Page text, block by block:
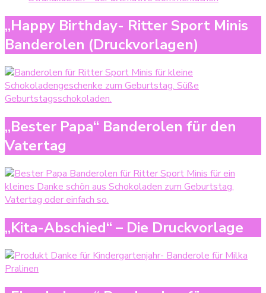
„Happy Birthday- Ritter Sport Minis
Banderolen (Druckvorlagen)
„Bester Papa“ Banderolen für den
Vatertag
„Kita-Abschied“ – Die Druckvorlage